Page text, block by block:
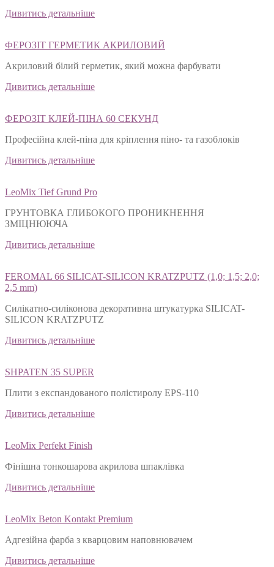
Дивитись детальніше
ФЕРОЗІТ ГЕРМЕТИК АКРИЛОВИЙ
Акриловий білий герметик, який можна фарбувати
Дивитись детальніше
ФЕРОЗІТ КЛЕЙ-ПІНА 60 СЕКУНД
Професійна клей-піна для кріплення піно- та газоблоків
Дивитись детальніше
LeoMix Tief Grund Pro
ГРУНТОВКА ГЛИБОКОГО ПРОНИКНЕННЯ
ЗМІЦНЮЮЧА
Дивитись детальніше
FEROMAL 66 SILICAT-SILICON KRATZPUTZ (1,0; 1,5; 2,0;
2,5 mm)
Силікатно-силіконова декоративна штукатурка SILICAT-
SILICON KRATZPUTZ
Дивитись детальніше
SHPATEN 35 SUPER
Плити з експандованого полістиролу EPS-110
Дивитись детальніше
LeoMix Perfekt Finish
Фінішна тонкошарова акрилова шпаклівка
Дивитись детальніше
LeoMix Beton Kontakt Premium
Адгезійна фарба з кварцовим наповнювачем
Дивитись детальніше